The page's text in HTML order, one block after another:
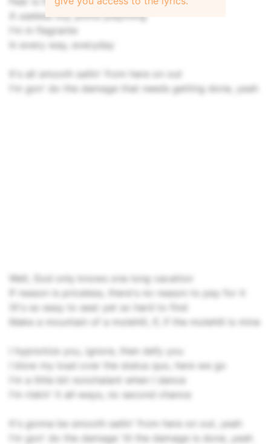
A useless toy, pitiful plaything
I'm in flagrante
In every way, everyday
It's all smooth sailin' from here on out
I'm gon' do the damage that needs getting done, yeah
Well, God only knows one long vacation
If reason is priceless, there's no reason to pay for it
(It's so easy to see) yet so hard to find
Make a mountain of a molehill, if, if the molehill is mine
I hypnotize you, ignore, then defy you
I blow my load over the status quo, here we go
I'm a little bit nonchalant when I dance
I'm riskin' it all-ways, no second chance
It's gonna be smooth sailin' from here on out, yeah
I'm gon' do the damage 'til the damage is done, yeah